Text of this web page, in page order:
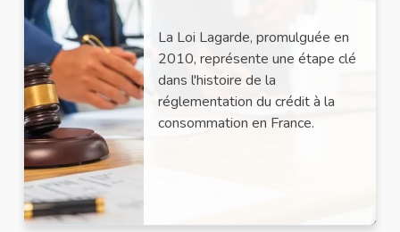
La Loi Lagarde, promulguée en
2010, représente une étape clé
dans l'histoire de la
réglementation du crédit à la
consommation en France.